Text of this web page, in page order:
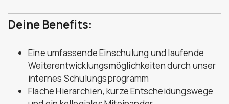
Deine Benefits:
Eine umfassende Einschulung und laufende
Weiterentwicklungsmöglichkeiten durch unser
internes Schulungsprogramm
Flache Hierarchien, kurze Entscheidungswege